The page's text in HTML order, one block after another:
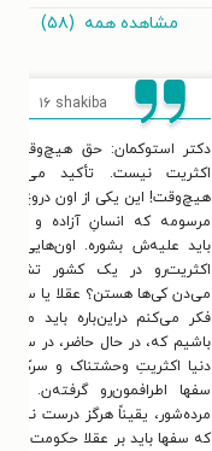
مشاهده همه (۵۸)
shakiba ۱۶
دکتر استوکمان: حق هیچ‌وقت
اکثریت نیست. تأکید
هیچ‌وقت! این یکی از اون
مرسومه که انسانِ آزاده و
باید علیه‌ش بشوره. اون‌هایی
اکثریت‌رو در یک کشور
می‌دن کی‌ها هستن؟ عقلا یا
فکر می‌کنم دراین‌باره باید
باشیم که، در حال حاضر، در
دنیا اکثریتِ وحشتناک و
سفها اطرافمون‌رو گرفته‌ن.
مرده‌شور، یقیناً هرگز درست
که سفها باید بر عقلا حکومت